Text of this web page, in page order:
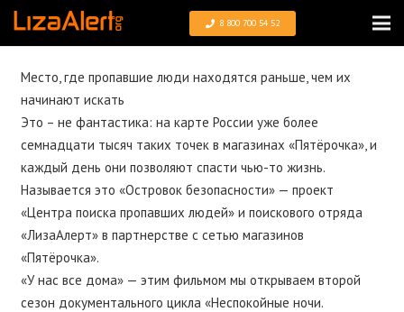
8 800 700 54 52
Место, где пропавшие люди находятся раньше, чем их
начинают искать
Это – не фантастика: на карте России уже более
семнадцати тысяч таких точек в магазинах «Пятёрочка», и
каждый день они позволяют спасти чью-то жизнь.
Называется это «Островок безопасности» — проект
«Центра поиска пропавших людей» и поискового отряда
«ЛизаАлерт» в партнерстве с сетью магазинов
«Пятёрочка».
«У нас все дома» — этим фильмом мы открываем второй
сезон документального цикла «Неспокойные ночи.